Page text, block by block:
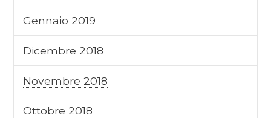
Gennaio 2019
Dicembre 2018
Novembre 2018
Ottobre 2018